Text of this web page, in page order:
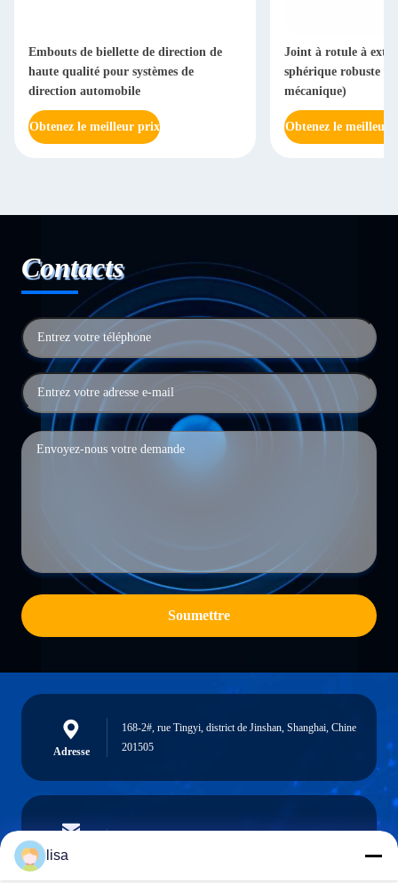
Embouts de biellette de direction de
haute qualité pour systèmes de
direction automobile
Obtenez le meilleur prix
Joint à rotule à
sphérique robuste
mécanique)
Obtenez le meilleur
Contacts
Soumettre
Adresse
168-2#, rue Tingyi, district de Jinshan, Shanghai, Chine
201505
E-mail
lisa